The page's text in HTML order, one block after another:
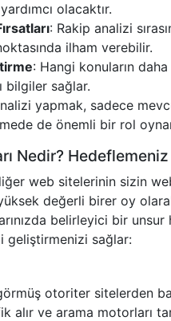
olacaktır.
: Rakip analizi
ilham verebilir.
: Hangi konuların
bilgiler sağlar.
yapmak, sadece
de önemli bir rol
Nedir?
web sitelerinin sizin
değerli birer oy
belirleyici bir
geliştirmenizi sağlar:
otoriter sitelerden
alır ve arama motorları